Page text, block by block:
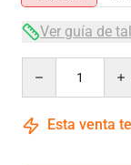
Ver guía de
Esta venta